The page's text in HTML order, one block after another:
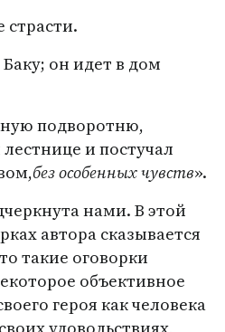
страсти.
он идет в дом
подворотню,
и постучал
без особенных чувств».
нами. В этой
автора сказывается
такие оговорки
объективное
героя как человека